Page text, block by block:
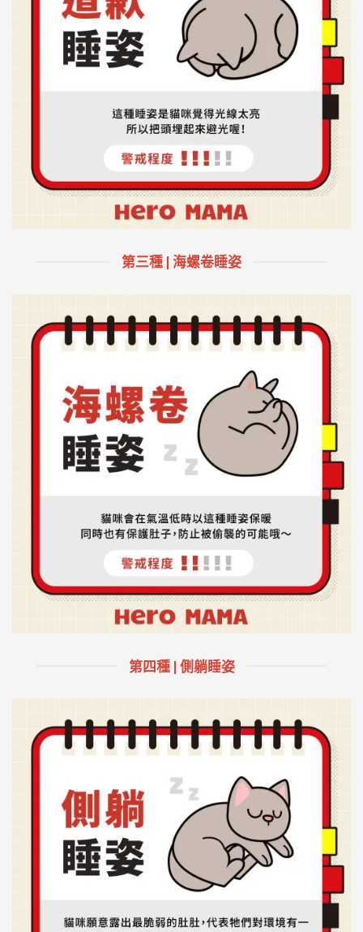
第三種 | 海螺卷睡姿
第四種 | 側躺睡姿